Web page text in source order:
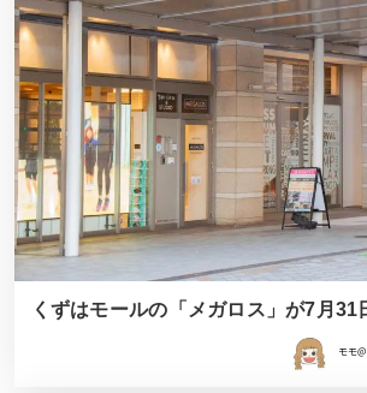
くずはモールの「メガロス」が7月31
モモ